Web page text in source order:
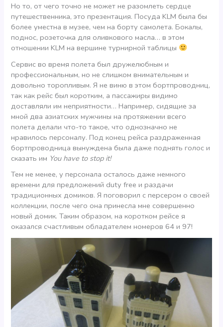
Но то, от чего точно не может не разомлеть сердце
путешественника, это презентация. Посуда KLM была бы
более уместна в музее, чем на борту самолета. Бокалы,
поднос, розеточка для оливкового масла… в этом
отношении KLM на вершине турнирной таблицы
Сервис во время полета был дружелюбным и
профессиональным, но не слишком внимательным и
довольно торопливым. Я не виню в этом бортпроводниц,
так как рейс был коротким, а пассажиры видимо
доставляли им неприятности… Например, сидящие за
мной два азиатских мужчины на протяжении всего
полета делали что-то такое, что однозначно не
нравилось персоналу. Под конец рейса раздраженная
бортпроводница вынуждена была даже поднять голос и
сказать им You have to stop it!
Тем не менее, у персонала осталось даже немного
времени для предложений duty free и раздачи
традиционных домиков. Я поговорил с персером о своей
коллекции, после чего она принесла мне совершенно
новый домик. Таким образом, на коротком рейсе я
оказался счастливым обладателем номеров 64 и 97!